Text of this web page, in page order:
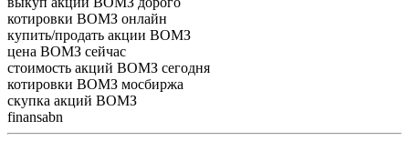
котировки ВОМЗ онлайн
купить/продать акции ВОМЗ
цена ВОМЗ сейчас
стоимость акций ВОМЗ сегодня
котировки ВОМЗ мосбиржа
скупка акций ВОМЗ
finansabn